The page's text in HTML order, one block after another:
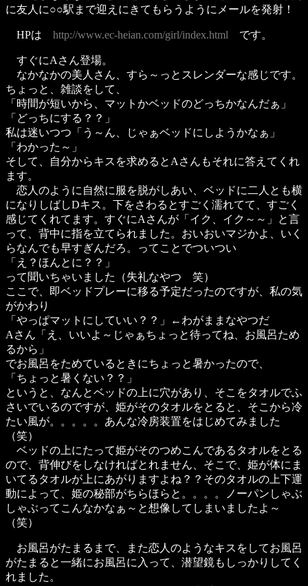
に友人に○○駅まで迎えにきてもらうようにメールを発射！
HPは http://www.ec-heian.com/girl/index.html です。
すぐにAさん登場。
なかなかの美人さん、すら～っとスレンダーな感じです。
ちょっと、雑談をして、
「時間が短いから、マットかベッドのどっちかなんだぁ」
「どっちにする？？」
私は迷いつつ「う～ん、じゃぁベッドにしようかなぁ」
「わかった～」
そして、自分からキスを求めるとAさんもそれに答えてくれ
ます。
恋人のように自然に服を脱がしあい、ベッドに二人とも横
になりしばしDキス。下をさわるとすごく濡れてて、すごく
感じてくれてます。すぐにAさんが「イク、イク～～」と言
って、背中に指を立てられました。おいおいマジかよ、いく
らなんでも早すぎんだろ。ってことでついつい
「え？ほんとに？？」
って聞いちゃいました（失礼なやつ 笑）
ここで、即ベッドプレーに移る予定だったのですが、私の気
がかわり
「やっぱマットにしていい？？」←わがままなやつだ
Aさん「え、いいよ～じゃぁちょっと待ってね、お風呂ため
るから」
でお風呂をためているときにちょっと暑かったので、
「ちょっと暑くない？？」
というと、なんとベッドの上に穴があり、そこをタオルでふ
さいでいるのですが、姫がそのタオルをとると、そこから冷
たい風が。。。。。あんな冷房装置をはじめてみました
（笑）
ベッドの上にたって姫がそのつめこんであるタオルをとる
ので、背伸びをしなければとれません、そこで、姫が体にま
いてるタオルが上にあがりますよね？？そのタオルの上下運
動によって、姫の秘部がちらほらと。。。。ノーパンしゃぶ
しゃぶってこんなかなぁ～と想像してしまいましたよ～
（笑）
お風呂がたまるまで、また恋人のようなキスをしてお風呂
がたまると一緒にお風呂に入って、潜望鏡もしっかりしてく
れました。